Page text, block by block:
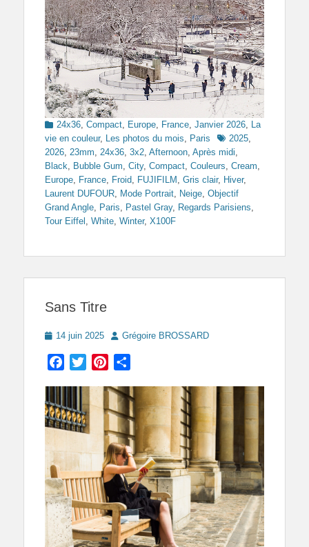
Categories
24x36 Compact Europe France Janvier 2026 La
vie en couleur, Les photos du mois Paris Tags2025
2026 23mm 24x36 3x2 Afternoon Après midi
Black
Bubble Gum City, Compact Couleurs Cream
Europe France Froid FUJIFILM Gris clair, Hiver,
Laurent DUFOUR Mode Portrait Neige Objectif
Grand Angle Paris Pastel Gray, Regards Parisiens
Tour Eiffel White Winter, X100F
Sans Titre
Posted
14 juin 2025 Author
Grégoire BROSSARD
Facebook
TwitterPinterest